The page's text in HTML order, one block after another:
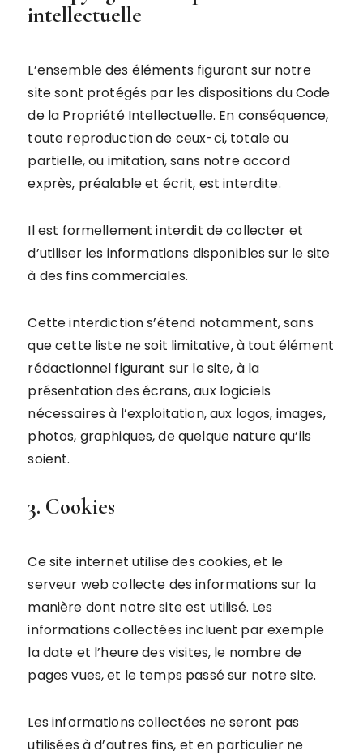
intellectuelle
L’ensemble des éléments figurant sur notre
site sont protégés par les dispositions du Code
de la Propriété Intellectuelle. En conséquence,
toute reproduction de ceux-ci, totale ou
partielle, ou imitation, sans notre accord
exprès, préalable et écrit, est interdite.
Il est formellement interdit de collecter et
d’utiliser les informations disponibles sur le site
à des fins commerciales.
Cette interdiction s’étend notamment, sans
que cette liste ne soit limitative, à tout élément
rédactionnel figurant sur le site, à la
présentation des écrans, aux logiciels
nécessaires à l’exploitation, aux logos, images,
photos, graphiques, de quelque nature qu’ils
soient.
3. Cookies
Ce site internet utilise des cookies, et le
serveur web collecte des informations sur la
manière dont notre site est utilisé. Les
informations collectées incluent par exemple
la date et l’heure des visites, le nombre de
pages vues, et le temps passé sur notre site.
Les informations collectées ne seront pas
utilisées à d’autres fins, et en particulier ne